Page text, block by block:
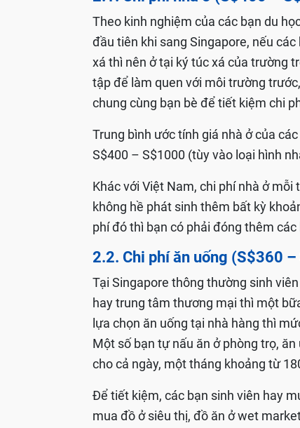
Theo kinh nghiệm của các bạn du
đầu tiên khi sang Singapore, nếu
xá thì nên ở tại ký túc xá của trường
tập để làm quen với môi trường
chung cùng bạn bè để tiết kiệm chi
Trung bình ước tính giá nhà ở của
S$400 – S$1000 (tùy vào loại hình
Khác với Việt Nam, chi phí nhà ở
không hề phát sinh thêm bất kỳ
phí đó thì bạn có phải đóng thêm
2.2. Chi phí ăn uống (S$360
Tại Singapore thông thường sinh
hay trung tâm thương mại thì một
lựa chọn ăn uống tại nhà hàng thì
Một số bạn tự nấu ăn ở phòng trọ,
cho cả ngày, một tháng khoảng từ
Để tiết kiệm, các bạn sinh viên hay
mua đồ ở siêu thị, đồ ăn ở wet